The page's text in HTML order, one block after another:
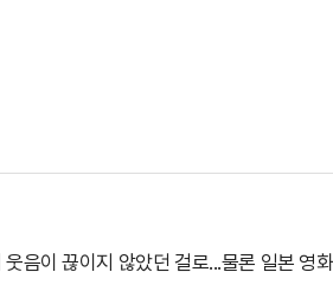
이 끊이지 않았던 걸로...물론 일본 영